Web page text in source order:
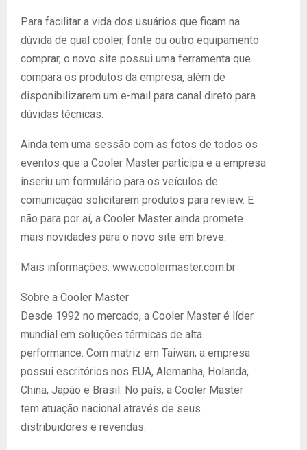
Para facilitar a vida dos usuários que ficam na
dúvida de qual cooler, fonte ou outro equipamento
comprar, o novo site possui uma ferramenta que
compara os produtos da empresa, além de
disponibilizarem um e-mail para canal direto para
dúvidas técnicas.
Ainda tem uma sessão com as fotos de todos os
eventos que a Cooler Master participa e a empresa
inseriu um formulário para os veículos de
comunicação solicitarem produtos para review. E
não para por aí, a Cooler Master ainda promete
mais novidades para o novo site em breve.
Mais informações: www.coolermaster.com.br
Sobre a Cooler Master
Desde 1992 no mercado, a Cooler Master é líder
mundial em soluções térmicas de alta
performance. Com matriz em Taiwan, a empresa
possui escritórios nos EUA, Alemanha, Holanda,
China, Japão e Brasil. No país, a Cooler Master
tem atuação nacional através de seus
distribuidores e revendas.